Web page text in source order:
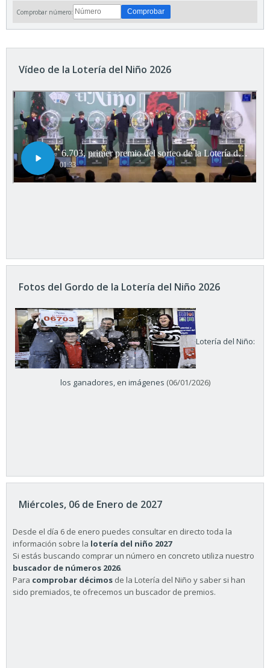
Comprobar número:
Vídeo de la Lotería del Niño 2026
Fotos del Gordo de la Lotería del Niño 2026
Lotería del Niño:
los ganadores, en imágenes (06/01/2026)
Miércoles, 06 de Enero de 2027
Desde el día 6 de enero puedes consultar en directo toda la
información sobre la lotería del niño 2027
Si estás buscando comprar un número en concreto utiliza nuestro
buscador de números 2026.
Para comprobar décimos de la Lotería del Niño y saber si han
sido premiados, te ofrecemos un buscador de premios.